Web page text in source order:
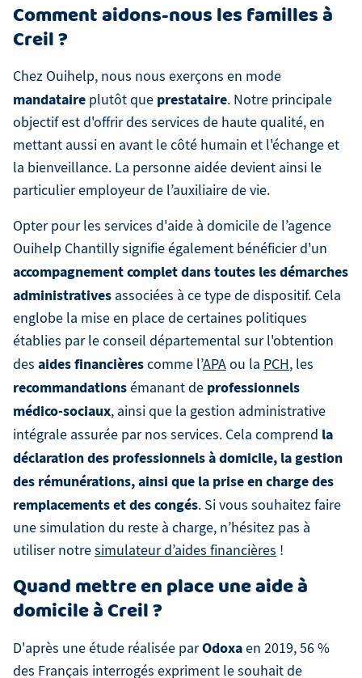
Comment aidons-nous les familles à
Creil ?
Chez Ouihelp, nous nous exerçons en mode
mandataire plutôt que prestataire. Notre principale
objectif est d'offrir des services de haute qualité, en
mettant aussi en avant le côté humain et l'échange et
la bienveillance. La personne aidée devient ainsi le
particulier employeur de l’auxiliaire de vie.
Opter pour les services d'aide à domicile de l’agence
Ouihelp Chantilly signifie également bénéficier d'un
accompagnement complet dans toutes les démarches
administratives associées à ce type de dispositif. Cela
englobe la mise en place de certaines politiques
établies par le conseil départemental sur l'obtention
des aides financièrescomme l’APAou la PCH, les
recommandationsémanant de professionnels
médico-sociaux, ainsi que la gestion administrative
intégrale assurée par nos services. Cela comprend la
déclaration des professionnels à domicile, la gestion
des rémunérations, ainsi que la prise en charge des
remplacements et des congés. Si vous souhaitez faire
une simulation du reste à charge, n’hésitez pas à
utiliser notresimulateur d’aides financières !
Quand mettre en place une aide à
domicile à Creil ?
D'après une étude réalisée parOdoxaen 2019, 56 %
des Français interrogés expriment le souhait de